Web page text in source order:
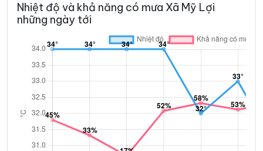
Nhiệt độ và khả năng có mưa Xã Mỹ Lợi
những ngày tới